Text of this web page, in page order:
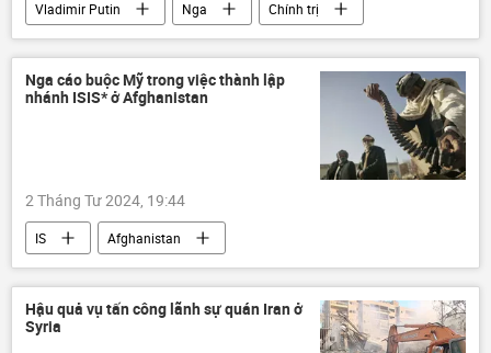
Vladimir Putin Nga
Chính trị
Liên Xô
cuộc chiến Bộ Nội vụ Nga
Nga cáo buộc Mỹ trong việc thành lập
nhánh ISIS* ở Afghanistan
2 Tháng Tư 2024, 19:44
IS
Afghanistan
Taliban* nắm chính quyền ở Afghanistan
Nga
Thế giới
Hoa Kỳ
Anh
Hậu quả vụ tấn công lãnh sự quán Iran ở
Syria